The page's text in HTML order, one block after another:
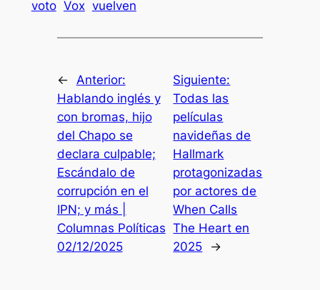
voto Vox vuelven
←
Anterior:
Hablando inglés y
con bromas, hijo
del Chapo se
declara culpable;
Escándalo de
corrupción en el
IPN; y más |
Columnas Políticas
02/12/2025
Siguiente:
Todas las
películas
navideñas de
Hallmark
protagonizadas
por actores de
When Calls
The Heart en
2025
→